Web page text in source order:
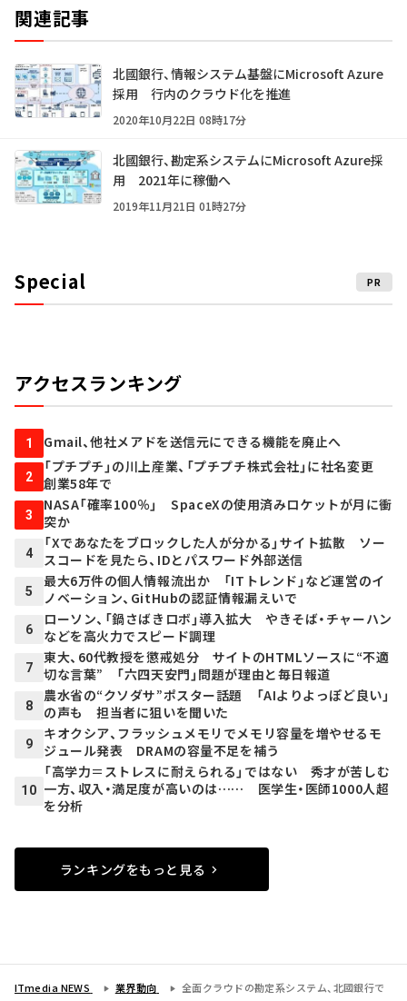
関連記事
北國銀行、情報システム基盤にMicrosoft Azure
採用 行内のクラウド化を推進
2020年10月22日 08時17分
北國銀行、勘定系システムにMicrosoft Azure採
用 2021年に稼働へ
2019年11月21日 01時27分
Special PR
アクセスランキング
1 Gmail、他社メアドを送信元にできる機能を廃止へ
2
「プチプチ」の川上産業、「プチプチ株式会社」に社名変更
創業58年で
3
NASA「確率100％」 SpaceXの使用済みロケットが月に衝
突か
4
「Xであなたをブロックした人が分かる」サイト拡散 ソー
スコードを見たら、IDとパスワード外部送信
5
最大6万件の個人情報流出か 「ITトレンド」など運営のイ
ノベーション、GitHubの認証情報漏えいで
6
ローソン、「鍋さばきロボ」導入拡大 やきそば・チャーハン
などを高火力でスピード調理
7
東大、60代教授を懲戒処分 サイトのHTMLソースに“不適
切な言葉” 「六四天安門」問題が理由と毎日報道
8
農水省の“クソダサ”ポスター話題 「AIよりよっぽど良い」
の声も 担当者に狙いを聞いた
9
キオクシア、フラッシュメモリでメモリ容量を増やせるモ
ジュール発表 DRAMの容量不足を補う
10
「高学力＝ストレスに耐えられる」ではない 秀才が苦しむ
一方、収入・満足度が高いのは…… 医学生・医師1000人超
を分析
ランキングをもっと見る
ITmedia NEWS 業界動向 全面クラウドの勘定系システム、北國銀行で